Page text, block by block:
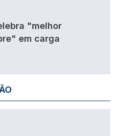
"melhor
em carga